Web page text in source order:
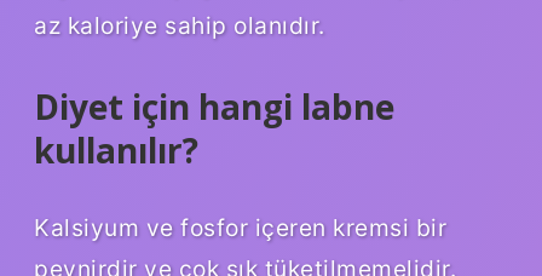
az kaloriye sahip olanıdır.
Diyet için hangi labne
kullanılır?
Kalsiyum ve fosfor içeren kremsi bir
peynirdir ve çok sık tüketilmemelidir.